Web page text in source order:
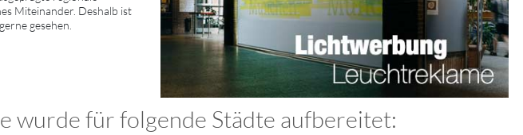
Miteinander. Deshalb ist
gesehen.
wurde für folgende Städte aufbereitet: